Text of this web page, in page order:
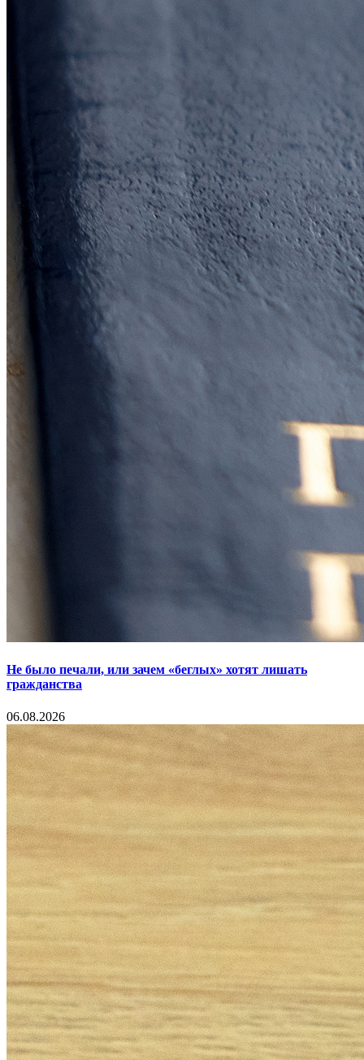
Не было печали, или зачем «беглых» хотят лишать
гражданства
06.08.2026